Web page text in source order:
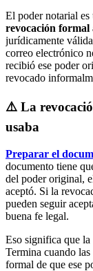
El poder notarial
revocación formal
jurídicamente
correo electrónico
recibió ese poder
revocado
⚠️ La
usaba
Preparar el
documento tiene
del poder original,
aceptó. Si la
pueden seguir
buena fe legal.
Eso significa que
Termina cuando
formal de que ese